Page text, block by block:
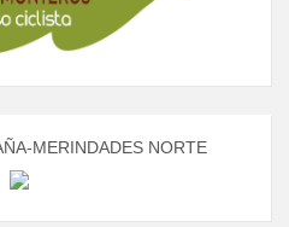
MERINDADES NORTE